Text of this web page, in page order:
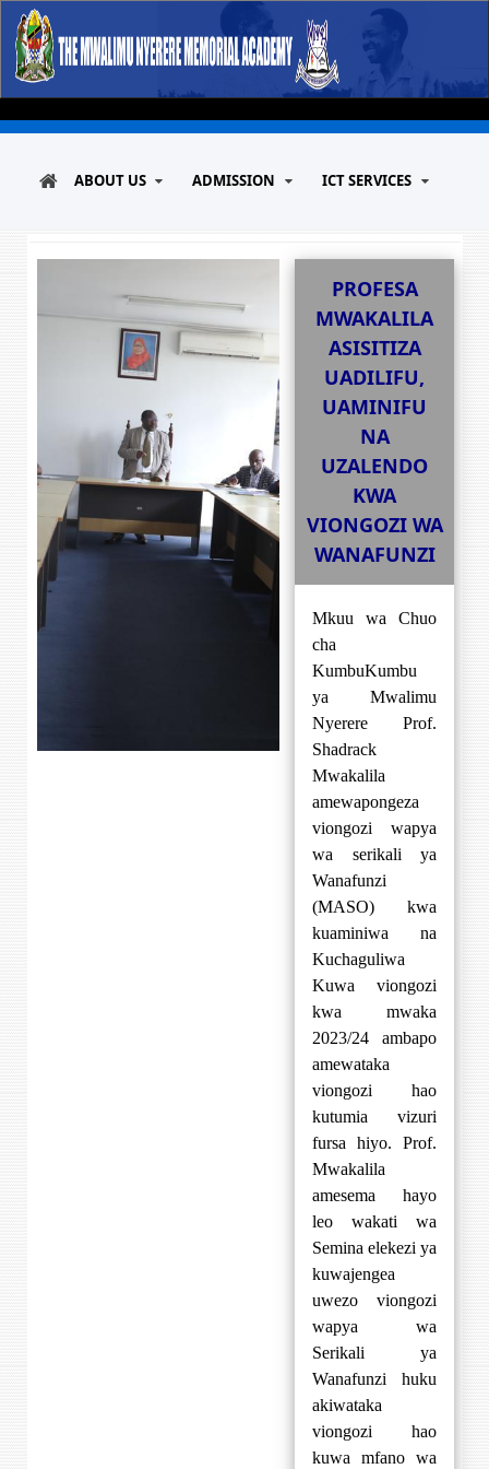
ABOUT US ADMISSION ICT SERVICES
PROFESA
MWAKALILA
ASISITIZA
UADILIFU,
UAMINIFU
NA
UZALENDO
KWA
VIONGOZI WA
WANAFUNZI
Mkuu wa Chuo
cha
KumbuKumbu
ya Mwalimu
Nyerere Prof.
Shadrack
Mwakalila
amewapongeza
viongozi wapya
wa serikali ya
Wanafunzi
(MASO) kwa
kuaminiwa na
Kuchaguliwa
Kuwa viongozi
kwa mwaka
2023/24 ambapo
amewataka
viongozi hao
kutumia vizuri
fursa hiyo. Prof.
Mwakalila
amesema hayo
leo wakati wa
Semina elekezi ya
kuwajengea
uwezo viongozi
wapya wa
Serikali ya
Wanafunzi huku
akiwataka
viongozi hao
kuwa mfano wa